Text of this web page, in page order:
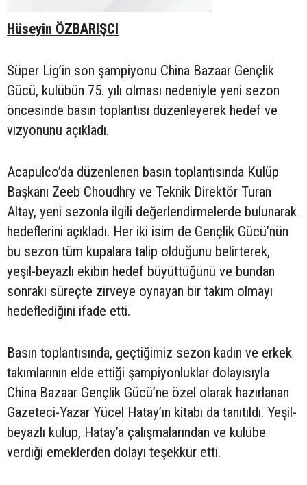
Hüseyin ÖZBARIŞCI
Süper Lig’in son şampiyonu China Bazaar Gençlik
Gücü, kulübün 75. yılı olması nedeniyle yeni sezon
öncesinde basın toplantısı düzenleyerek hedef ve
vizyonunu açıkladı.
Acapulco’da düzenlenen basın toplantısında Kulüp
Başkanı Zeeb Choudhry ve Teknik Direktör Turan
Altay, yeni sezonla ilgili değerlendirmelerde bulunarak
hedeflerini açıkladı. Her iki isim de Gençlik Gücü’nün
bu sezon tüm kupalara talip olduğunu belirterek,
yeşil-beyazlı ekibin hedef büyüttüğünü ve bundan
sonraki süreçte zirveye oynayan bir takım olmayı
hedeflediğini ifade etti.
Basın toplantısında, geçtiğimiz sezon kadın ve erkek
takımlarının elde ettiği şampiyonluklar dolayısıyla
China Bazaar Gençlik Gücü’ne özel olarak hazırlanan
Gazeteci-Yazar Yücel Hatay’ın kitabı da tanıtıldı. Yeşil-
beyazlı kulüp, Hatay’a çalışmalarından ve kulübe
verdiği emeklerden dolayı teşekkür etti.